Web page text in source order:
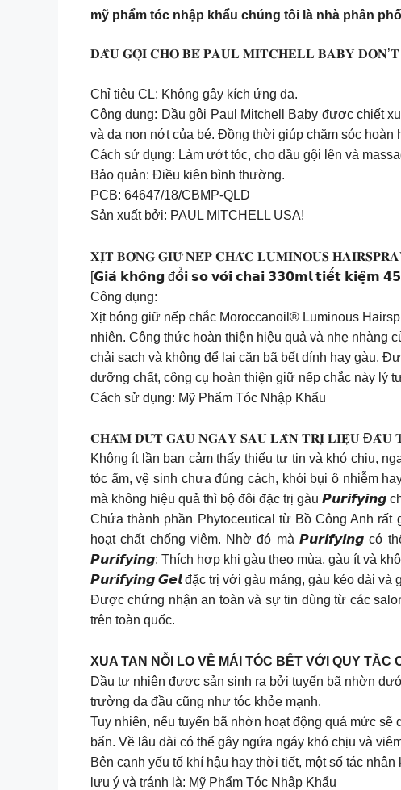
mỹ phẩm tóc nhập khẩu chúng tôi là nhà phân
𝐃𝐀̂̀𝐔 𝐆𝐎̣̂𝐈 𝐂𝐇𝐎 𝐁𝐄́ 𝐏𝐀𝐔𝐋 𝐌𝐈𝐓𝐂𝐇𝐄𝐋𝐋 𝐁𝐀𝐁𝐘 𝐃𝐎𝐍’𝐓
Chỉ tiêu CL: Không gây kích ứng da.
Công dụng: Dầu gội Paul Mitchell Baby được chiết
và da non nớt của bé. Đồng thời giúp chăm sóc hoàn
Cách sử dụng: Làm ướt tóc, cho dầu gội lên và
Bảo quản: Điều kiên bình thường.
PCB: 64647/18/CBMP-QLD
Sản xuất bởi: PAUL MITCHELL USA!
𝐗𝐈̣𝐓 𝐁𝐎́𝐍𝐆 𝐆𝐈𝐔̛̃ 𝐍𝐄̂́𝐏 𝐂𝐇𝐀̆́𝐂 𝐋𝐔𝐌𝐈𝐍𝐎𝐔𝐒 𝐇𝐀𝐈𝐑𝐒𝐏𝐑𝐀𝐘
[𝗚𝗶𝗮́ 𝗸𝗵𝗼̂𝗻𝗴 đ𝗼̂̉𝗶 𝘀𝗼 𝘃𝗼̛́𝗶 𝗰𝗵𝗮𝗶 𝟯𝟯𝟬𝗺𝗹 𝘁𝗶𝗲̂́𝘁 𝗸𝗶𝗲̣̂𝗺
Công dụng:
Xịt bóng giữ nếp chắc Moroccanoil® Luminous
nhiên. Công thức hoàn thiện hiệu quả và nhẹ nhàng
chải sạch và không để lại cặn bã bết dính hay gàu.
dưỡng chất, công cụ hoàn thiện giữ nếp chắc này lý
Cách sử dụng: Mỹ Phẩm Tóc Nhập Khẩu
𝐂𝐇𝐀̂́𝐌 𝐃𝐔̛́𝐓 𝐆𝐀̀𝐔 𝐍𝐆𝐀𝐘 𝐒𝐀𝐔 𝐋𝐀̂̀𝐍 𝐓𝐑𝐈̣ 𝐋𝐈𝐄̣̂𝐔 Đ𝐀̂̀𝐔
Không ít lần bạn cảm thấy thiếu tự tin và khó chịu,
tóc ẩm, vệ sinh chưa đúng cách, khói bụi ô nhiễm
mà không hiệu quả thì bộ đôi đặc trị gàu 𝙋𝙪𝙧𝙞𝙛𝙮𝙞𝙣𝙜
Chứa thành phần Phytoceutical từ Bồ Công Anh
hoạt chất chống viêm. Nhờ đó mà 𝙋𝙪𝙧𝙞𝙛𝙮𝙞𝙣𝙜 có
𝙋𝙪𝙧𝙞𝙛𝙮𝙞𝙣𝙜: Thích hợp khi gàu theo mùa, gàu ít và
𝙋𝙪𝙧𝙞𝙛𝙮𝙞𝙣𝙜 𝙂𝙚𝙡 đặc trị với gàu mảng, gàu kéo dài
Được chứng nhận an toàn và sự tin dùng từ các
trên toàn quốc.
XUA TAN NỖI LO VỀ MÁI TÓC BẾT VỚI QUY
Dầu tự nhiên được sản sinh ra bởi tuyến bã nhờn
trường da đầu cũng như tóc khỏe mạnh.
Tuy nhiên, nếu tuyến bã nhờn hoạt động quá mức sẽ
bẩn. Về lâu dài có thể gây ngứa ngáy khó chịu và
Bên cạnh yếu tố khí hậu hay thời tiết, một số tác
lưu ý và tránh là: Mỹ Phẩm Tóc Nhập Khẩu